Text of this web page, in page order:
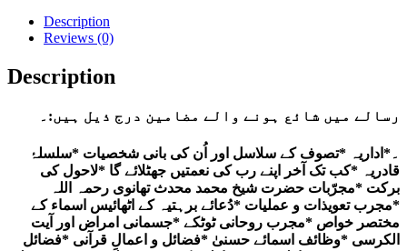
Description
Reviews (0)
Description
رسالے میں شائع ہونے والے مضامین درج ذیل ہیں:۔
۔*اداریہ *تصوف کے سلاسل اور اُن کی بانی شخصیات *سلسلۂ
قادریہ *کب تک آخر اپنے رب کی نعمتیں جھٹلائے گا *لاحول کی
برکت *مجرّبات حضرت شیخ محمد محدث تھانوی رحمہ اللہ
*مجرب تعویذات و عملیات *دُعائے برہتیہ کے اٹھائیس اسماء کے
مختصر خواص *مجرب روحانی ٹوٹکے *جسمانی امراض اور آیت
الکرسی *وظائف اسمائے حسنیٰ *فضائل و اعمالِ قرآنی *فضائل